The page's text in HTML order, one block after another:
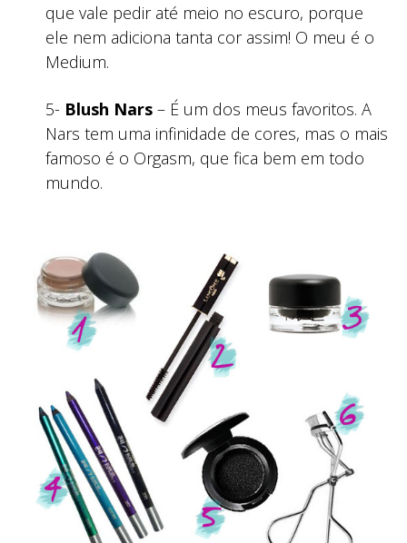
que vale pedir até meio no escuro, porque
ele nem adiciona tanta cor assim! O meu é o
Medium.
5- Blush Nars – É um dos meus favoritos. A
Nars tem uma infinidade de cores, mas o mais
famoso é o Orgasm, que fica bem em todo
mundo.